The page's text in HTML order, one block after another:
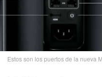
Estos son los puertos de la nueva